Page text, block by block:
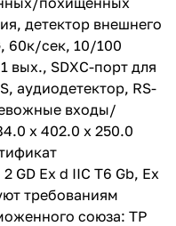
детектор внешнего
60к/сек, 10/100
вых., SDXC-порт для
аудиодетектор, RS-
входы/
x 402.0 x 250.0
GD Ex d IIC T6 Gb, Ex
требованиям
союза: ТР